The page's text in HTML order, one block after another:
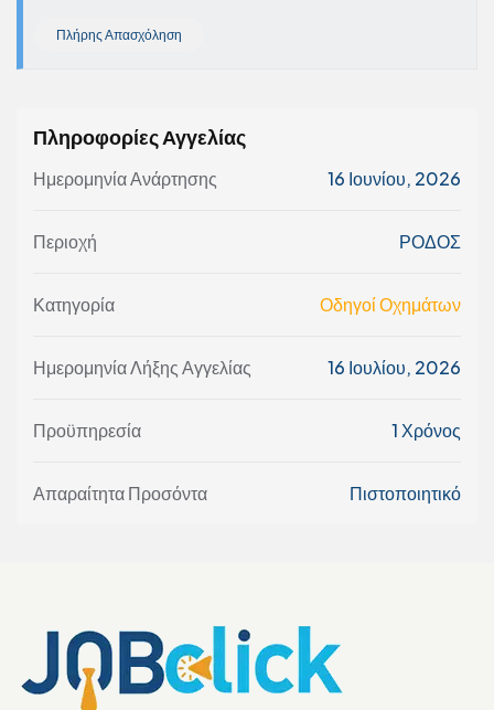
Πλήρης Απασχόληση
Πληροφορίες Αγγελίας
Ημερομηνία Ανάρτησης 16 Ιουνίου, 2026
Περιοχή ΡΟΔΟΣ
Κατηγορία Οδηγοί Οχημάτων
Ημερομηνία Λήξης Αγγελίας 16 Ιουλίου, 2026
Προϋπηρεσία 1 Χρόνος
Απαραίτητα Προσόντα Πιστοποιητικό